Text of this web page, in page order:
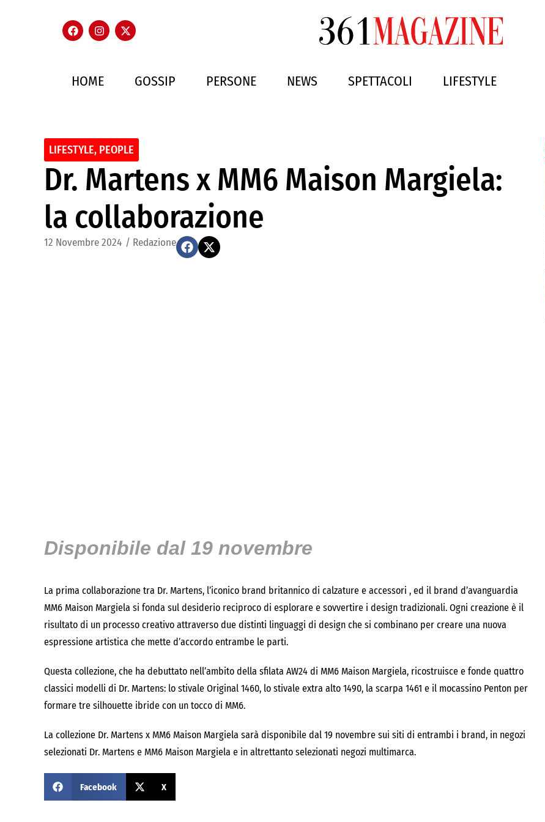
HOME GOSSIP PERSONE NEWS SPETTACOLI LIFESTYLE
LIFESTYLE, PEOPLE
Dr. Martens x MM6 Maison Margiela:
la collaborazione
12 Novembre 2024 / Redazione
Disponibile dal 19 novembre
La prima collaborazione tra Dr. Martens, l’iconico brand britannico di calzature e accessori , ed il brand d’avanguardia
MM6 Maison Margiela si fonda sul desiderio reciproco di esplorare e sovvertire i design tradizionali. Ogni creazione è il
risultato di un processo creativo attraverso due distinti linguaggi di design che si combinano per creare una nuova
espressione artistica che mette d’accordo entrambe le parti.
Questa collezione, che ha debuttato nell’ambito della sfilata AW24 di MM6 Maison Margiela, ricostruisce e fonde quattro
classici modelli di Dr. Martens: lo stivale Original 1460, lo stivale extra alto 1490, la scarpa 1461 e il mocassino Penton per
formare tre silhouette ibride con un tocco di MM6.
La collezione Dr. Martens x MM6 Maison Margiela sarà disponibile dal 19 novembre sui siti di entrambi i brand, in negozi
selezionati Dr. Martens e MM6 Maison Margiela e in altrettanto selezionati negozi multimarca.
Facebook X